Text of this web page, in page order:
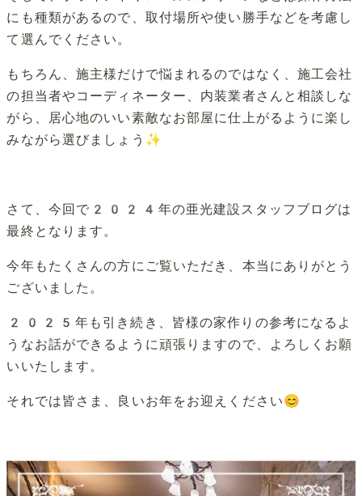
にも種類があるので、取付場所や使い勝手などを考慮し
て選んでください。
もちろん、施主様だけで悩まれるのではなく、施工会社
の担当者やコーディネーター、内装業者さんと相談しな
がら、居心地のいい素敵なお部屋に仕上がるように楽し
みながら選びましょう✨
さて、今回で2024年の亜光建設スタッフブログは
最終となります。
今年もたくさんの方にご覧いただき、本当にありがとう
ございました。
2025年も引き続き、皆様の家作りの参考になるよ
うなお話ができるように頑張りますので、よろしくお願
いいたします。
それでは皆さま、良いお年をお迎えください😊